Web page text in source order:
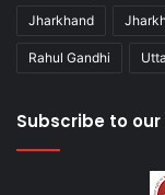
Jharkhand
Rahul Gandhi
Subscribe to